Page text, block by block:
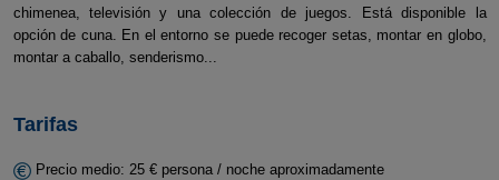
chimenea, televisión y una colección de juegos. Está disponible la
opción de cuna. En el entorno se puede recoger setas, montar en globo,
montar a caballo, senderismo...
Tarifas
Precio medio: 25 € persona / noche aproximadamente